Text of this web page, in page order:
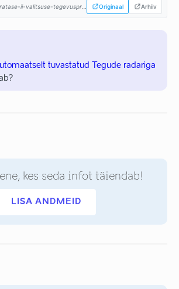
Originaal Arhiiv
tuvastatud Tegude radariga
kes seda infot täiendab!
LISA ANDMEID